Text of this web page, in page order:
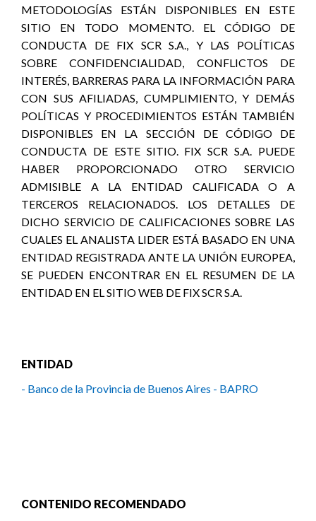
METODOLOGÍAS ESTÁN DISPONIBLES EN ESTE
SITIO EN TODO MOMENTO. EL CÓDIGO DE
CONDUCTA DE FIX SCR S.A., Y LAS POLÍTICAS
SOBRE CONFIDENCIALIDAD, CONFLICTOS DE
INTERÉS, BARRERAS PARA LA INFORMACIÓN PARA
CON SUS AFILIADAS, CUMPLIMIENTO, Y DEMÁS
POLÍTICAS Y PROCEDIMIENTOS ESTÁN TAMBIÉN
DISPONIBLES EN LA SECCIÓN DE CÓDIGO DE
CONDUCTA DE ESTE SITIO. FIX SCR S.A. PUEDE
HABER PROPORCIONADO OTRO SERVICIO
ADMISIBLE A LA ENTIDAD CALIFICADA O A
TERCEROS RELACIONADOS. LOS DETALLES DE
DICHO SERVICIO DE CALIFICACIONES SOBRE LAS
CUALES EL ANALISTA LIDER ESTÁ BASADO EN UNA
ENTIDAD REGISTRADA ANTE LA UNIÓN EUROPEA,
SE PUEDEN ENCONTRAR EN EL RESUMEN DE LA
ENTIDAD EN EL SITIO WEB DE FIX SCR S.A.
ENTIDAD
- Banco de la Provincia de Buenos Aires - BAPRO
CONTENIDO RECOMENDADO